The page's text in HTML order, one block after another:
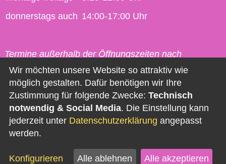
donnerstags auch 14:00-17:00 Uhr
Termine außerhalb der Öffnungszeiten nach
vorheriger Vereinbarung möglich.
Kontakt
Impressum
Datenschutz
Newsletter abonnieren
Wir möchten unsere Website so attraktiv wie
möglich gestalten. Dafür benötigen wir Ihre
Zustimmung für folgende Zwecke: Technisch
notwendig & Social Media. Die Einstellung kann
jederzeit unter Datenschutzerklärung angepasst
werden.
Konfigurieren Alle ablehnen Alle akzeptieren